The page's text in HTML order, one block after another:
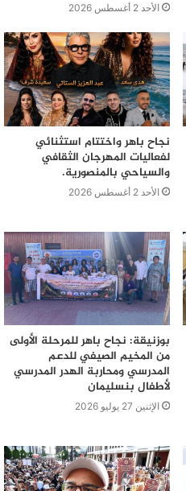
الأحد 2 أغسطس 2026
نجاح باهر واختتام استثنائي
لفعاليات المهرجان الثقافي
والسياحي بالمنصورية.
الأحد 2 أغسطس 2026
بوزنيقة: نجاح باهر للمرحلة الأولى
من المخيم الصيفي للدعم
المدرسي ومحاربة الهدر المدرسي
لأطفال بنسليمان
الإثنين 27 يوليو 2026